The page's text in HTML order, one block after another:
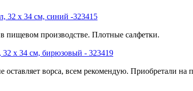
32 х 34 см, синий -323415
пищевом производстве. Плотные салфетки.
32 х 34 см, бирюзовый - 323419
ворса, всем рекомендую. Приобретали на